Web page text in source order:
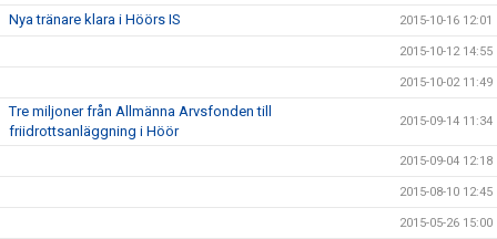
Nya tränare klara i Höörs IS 2015-10-16 12:01
2015-10-12 14:55
2015-10-02 11:49
Tre miljoner från Allmänna Arvsfonden till
friidrottsanläggning i Höör
2015-09-14 11:34
2015-09-04 12:18
2015-08-10 12:45
2015-05-26 15:00